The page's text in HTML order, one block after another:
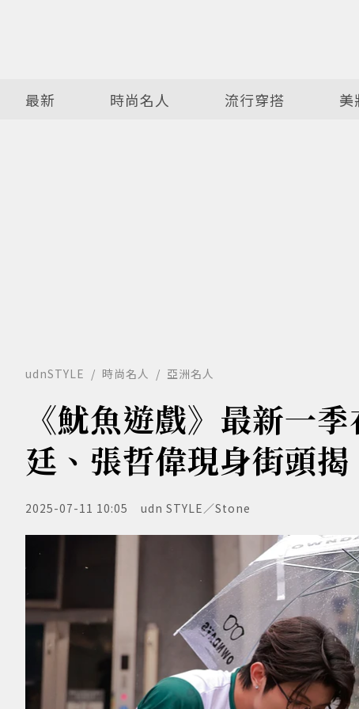
最新 時尚名人 流行穿搭 美
udnSTYLE 時尚名人 亞洲名人
《魷魚遊戲》最新一
廷、張哲偉現身街頭揭
2025-07-11 10:05 udn STYLE／Stone